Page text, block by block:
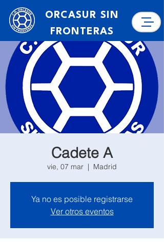
ORCASUR SIN
FRONTERAS
Cadete A
vie, 07 mar
  |
Madrid
Ya no es posible registrarse
Ver otros eventos